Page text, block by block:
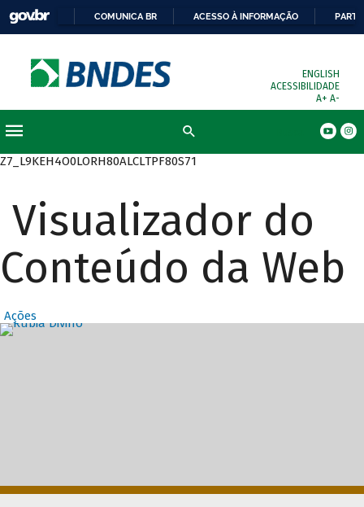
COMUNICA BR ACESSO À INFORMAÇÃO
ENGLISH
ACESSIBILIDADE
A+ A-
Z7_L9KEH4O0LORH80ALCLTPF80S71
Visualizador do
Conteúdo da Web
Ações
Destaques